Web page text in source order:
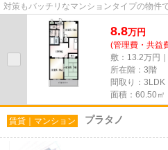
対策もバッチリなマンションタイプの物件
入せず快眠できる最上階のマン...
8.8万円
(管理費・共益
敷：13.2万円
所在階：3階
間取り：3LDK
面積：60.50㎡
賃貸｜マンション プラタノ